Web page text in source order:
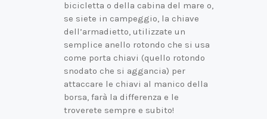
bicicletta o della cabina del mare o,
se siete in campeggio, la chiave
dell’armadietto, utilizzate un
semplice anello rotondo che si usa
come porta chiavi (quello rotondo
snodato che si aggancia) per
attaccare le chiavi al manico della
borsa, farà la differenza e le
troverete sempre e subito!